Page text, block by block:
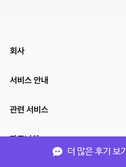
더 많은 후기 보기
회사
서비스 안내
관련 서비스
파트너쉽